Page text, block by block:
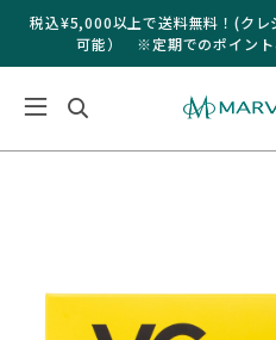
税込¥5,000以上で送料無料！(ク
可能） ※定期でのポイント